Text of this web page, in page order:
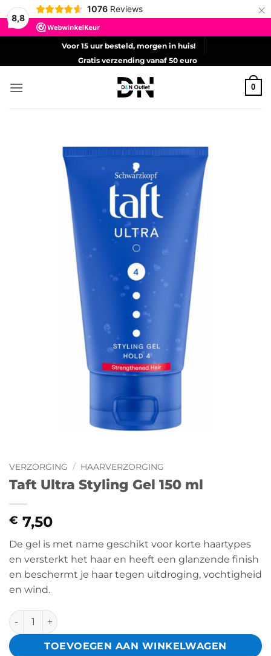
8,8
1076 Reviews ×
Voor 15 uur besteld, morgen in huis!
Gratis verzending vanaf 50 euro
0
VERZORGING / HAARVERZORGING
Taft Ultra Styling Gel 150 ml
€ 7,50
De gel is met name geschikt voor korte haartypes
en versterkt het haar en heeft een glanzende finish
en beschermt je haar tegen uitdroging, vochtigheid
en wind.
Taft Ultra Styling Gel 150 ml aantal
TOEVOEGEN AAN WINKELWAGEN